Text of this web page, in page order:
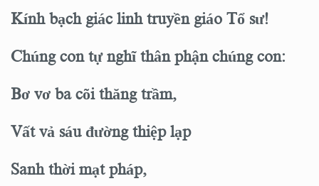
Kính bạch giác linh truyền giáo Tổ sư!
Chúng con tự nghĩ thân phận chúng con:
Bơ vơ ba cõi thăng trầm,
Vất vả sáu đường thiệp lạp
Sanh thời mạt pháp,